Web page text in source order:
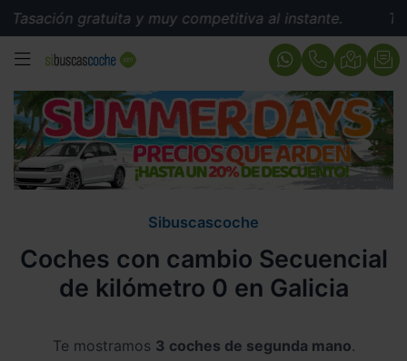
gratuita y muy competitiva al instante.
MENÚ
Sibuscascoche
Coches con cambio Secuencial
de kilómetro 0 en Galicia
Te mostramos 3 coches de segunda mano.